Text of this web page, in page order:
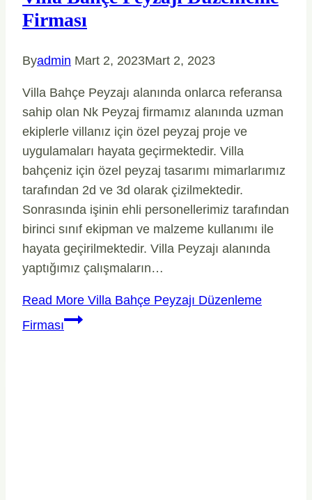
Firması
Byadmin Mart 2, 2023Mart 2, 2023
Villa Bahçe Peyzajı alanında onlarca referansa
sahip olan Nk Peyzaj firmamız alanında uzman
ekiplerle villanız için özel peyzaj proje ve
uygulamaları hayata geçirmektedir. Villa
bahçeniz için özel peyzaj tasarımı mimarlarımız
tarafından 2d ve 3d olarak çizilmektedir.
Sonrasında işinin ehli personellerimiz tarafından
birinci sınıf ekipman ve malzeme kullanımı ile
hayata geçirilmektedir. Villa Peyzajı alanında
yaptığımız çalışmaların…
Read More Villa Bahçe Peyzajı Düzenleme
Firması